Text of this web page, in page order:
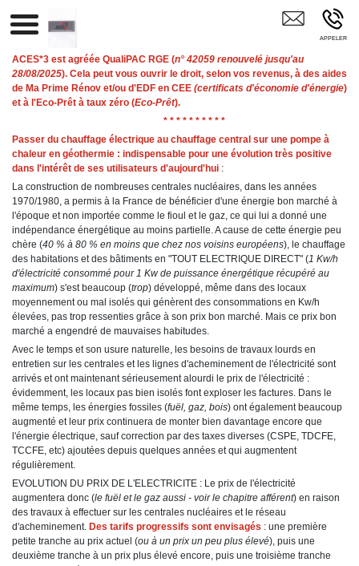
ACES*3 est agréée QualiPAC RGE (n° 42059 renouvelé jusqu'au
28/08/2025). Cela peut vous ouvrir le droit, selon vos revenus, à des aides
de Ma Prime Rénov et/ou d'EDF en CEE (certificats d'économie d'énergie)
et à l'Eco-Prêt à taux zéro (Eco-Prêt).
* * * * * * * * * *
Passer du chauffage électrique au chauffage central sur une pompe à
chaleur en géothermie : indispensable pour une évolution très positive
dans l'intérêt de ses utilisateurs d'aujourd'hui :
La construction de nombreuses centrales nucléaires, dans les années
1970/1980, a permis à la France de bénéficier d'une énergie bon marché à
l'époque et non importée comme le fioul et le gaz, ce qui lui a donné une
indépendance énergétique au moins partielle. A cause de cette énergie peu
chère (40 % à 80 % en moins que chez nos voisins européens), le chauffage
des habitations et des bâtiments en "TOUT ELECTRIQUE DIRECT" (1 Kw/h
d'électricité consommé pour 1 Kw de puissance énergétique récupéré au
maximum) s'est beaucoup (trop) développé, même dans des locaux
moyennement ou mal isolés qui génèrent des consommations en Kw/h
élevées, pas trop ressenties grâce à son prix bon marché. Mais ce prix bon
marché a engendré de mauvaises habitudes.
Avec le temps et son usure naturelle, les besoins de travaux lourds en
entretien sur les centrales et les lignes d'acheminement de l'électricité sont
arrivés et ont maintenant sérieusement alourdi le prix de l'électricité :
évidemment, les locaux pas bien isolés font exploser les factures. Dans le
même temps, les énergies fossiles (fuël, gaz, bois) ont également beaucoup
augmenté et leur prix continuera de monter bien davantage encore que
l'énergie électrique, sauf correction par des taxes diverses (CSPE, TDCFE,
TCCFE, etc) ajoutées depuis quelques années et qui augmentent
régulièrement.
EVOLUTION DU PRIX DE L'ELECTRICITE : Le prix de l'électricité
augmentera donc (le fuël et le gaz aussi - voir le chapitre afférent) en raison
des travaux à effectuer sur les centrales nucléaires et le réseau
d'acheminement. Des tarifs progressifs sont envisagés : une première
petite tranche au prix actuel (ou à un prix un peu plus élevé), puis une
deuxième tranche à un prix plus élevé encore, puis une troisième tranche